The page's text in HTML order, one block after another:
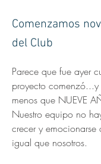
Comenzamos
del Club
Parece que fue ayer
proyecto
menos que NUEVE
Nuestro equipo no
crecer y emocionarse
igual que nosotros.